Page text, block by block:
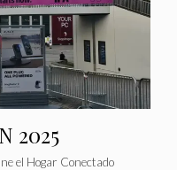
2025
el Hogar Conectado